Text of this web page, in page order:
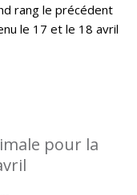
rang le précédent
le 17 et le 18 avril
pour la